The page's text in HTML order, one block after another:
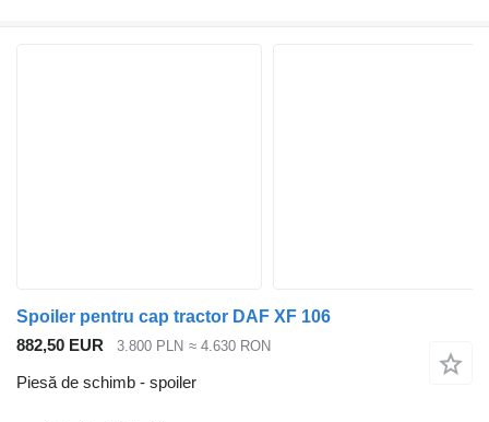
Spoiler pentru cap tractor DAF XF 106
882,50 EUR
3.800 PLN ≈ 4.630 RON
Piesă de schimb - spoiler